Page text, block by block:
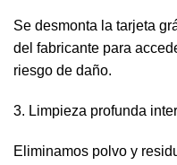
Se desmonta la tarjeta
del fabricante para
riesgo de daño.
3. Limpieza profunda
Eliminamos polvo y